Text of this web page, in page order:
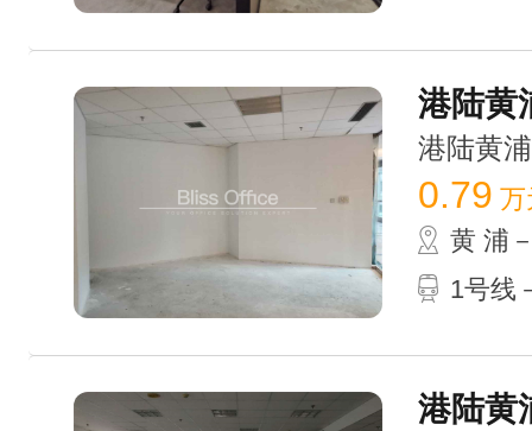
港陆黄
港陆黄
0.79 万
黄 浦
1号线
港陆黄